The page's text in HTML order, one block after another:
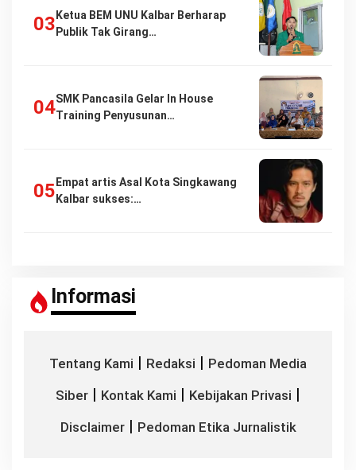
Ketua BEM UNU Kalbar Berharap
Publik Tak Girang…
SMK Pancasila Gelar In House
Training Penyusunan…
Empat artis Asal Kota Singkawang
Kalbar sukses:…
Informasi
Tentang Kami | Redaksi | Pedoman Media
Siber | Kontak Kami | Kebijakan Privasi |
Disclaimer| Pedoman Etika Jurnalistik